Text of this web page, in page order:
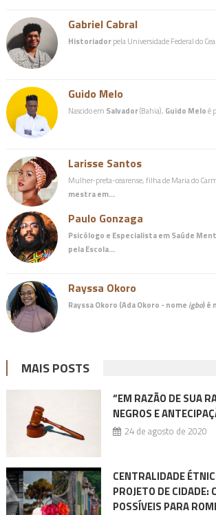
Gabriel Cabral
Historiadorpela Universidade Federal do
Guido Melo
Nascido em Salvador(Bahia), Guido Meloé
Larisse Santos
Mulher-preta-cearense, filha de Maria do
mestra em…
Paulo Gonzaga
Psicólogo e Especialista em Saúde
pela Escola…
Rayssa Okoro
Rayssa Okoro (Ada Okoro - nome igbo) é
MAIS POSTS
“EM RAZÃO DE SUA
NEGROS E
24 de agosto de 2020
CENTRALIDADE
PROJETO DE CIDADE:
POSSÍVEIS PARA